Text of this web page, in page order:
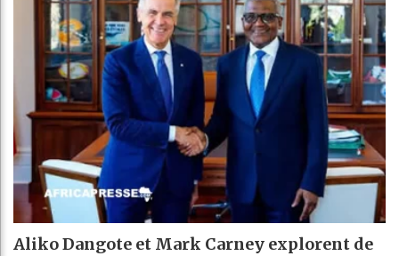
Aliko Dangote et Mark Carney explorent de